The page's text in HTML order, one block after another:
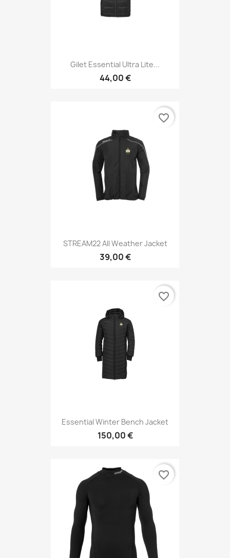
Gilet Essential Ultra Lite...
44,00 €
STREAM22 All Weather Jacket
39,00 €
favorite_border
Essential Winter Bench Jacket
150,00 €
favorite_border
favorite_border